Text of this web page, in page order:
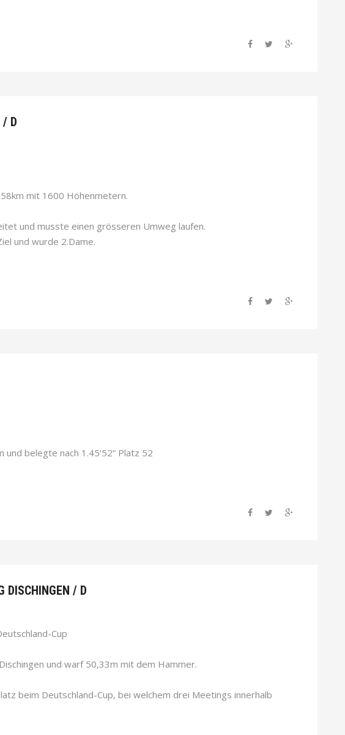
/ D
mit 1600 Höhenmetern.
und musste einen grösseren Umweg laufen.
und wurde 2.Dame.
belegte nach 1.45’52“ Platz 52
DISCHINGEN / D
Cup
und warf 50,33m mit dem Hammer.
beim Deutschland-Cup, bei welchem drei Meetings innerhalb